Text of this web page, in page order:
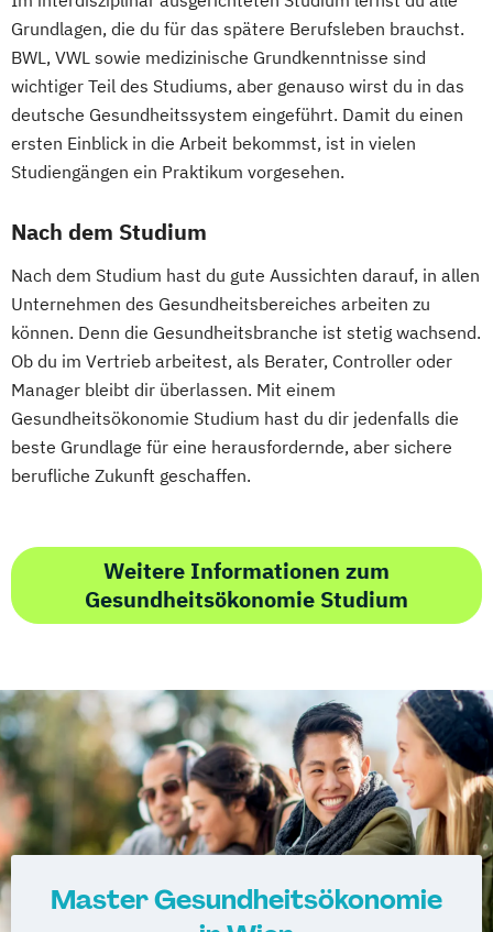
Grundlagen, die du für das spätere Berufsleben brauchst.
BWL, VWL sowie medizinische Grundkenntnisse sind
wichtiger Teil des Studiums, aber genauso wirst du in das
deutsche Gesundheitssystem eingeführt. Damit du einen
ersten Einblick in die Arbeit bekommst, ist in vielen
Studiengängen ein Praktikum vorgesehen.
Nach dem Studium
Nach dem Studium hast du gute Aussichten darauf, in allen
Unternehmen des Gesundheitsbereiches arbeiten zu
können. Denn die Gesundheitsbranche ist stetig wachsend.
Ob du im Vertrieb arbeitest, als Berater, Controller oder
Manager bleibt dir überlassen. Mit einem
Gesundheitsökonomie Studium hast du dir jedenfalls die
beste Grundlage für eine herausfordernde, aber sichere
berufliche Zukunft geschaffen.
Weitere Informationen zum
Gesundheitsökonomie Studium
Master Gesundheitsökonomie